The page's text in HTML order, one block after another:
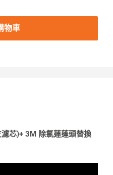
物車
芯)+ 3M 除氯蓮蓬頭替換